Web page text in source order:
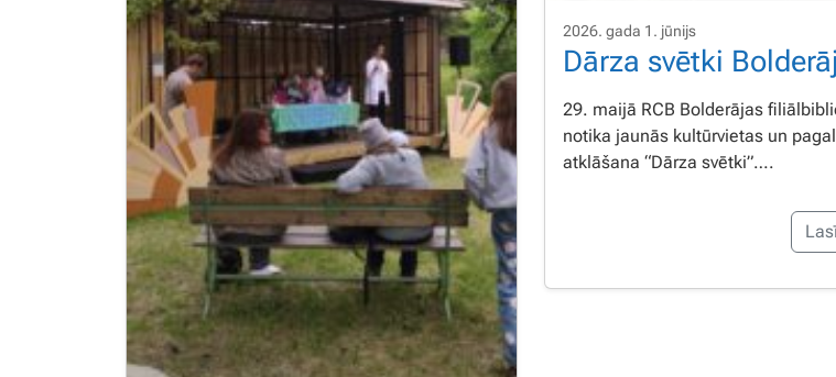
2026. gada 1. jūnijs
Dārza svētki
29. maijā RCB Bolderājas
notika jaunās kultūrvietas un
atklāšana “Dārza svētki”….